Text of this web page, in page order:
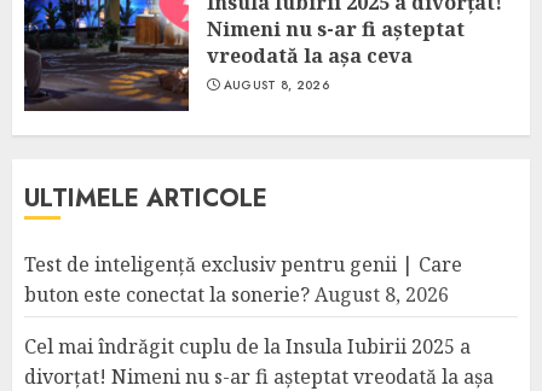
Nimeni nu s-ar fi așteptat
vreodată la așa ceva
AUGUST 8, 2026
ULTIMELE ARTICOLE
Test de inteligență exclusiv pentru genii | Care
buton este conectat la sonerie?August 8, 2026
Cel mai îndrăgit cuplu de la Insula Iubirii 2025 a
divorțat! Nimeni nu s-ar fi așteptat vreodată la așa